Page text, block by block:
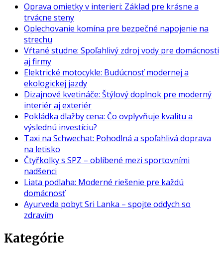
Oprava omietky v interieri: Základ pre krásne a
trvácne steny
Oplechovanie komína pre bezpečné napojenie na
strechu
Vŕtané studne: Spoľahlivý zdroj vody pre domácnosti
aj firmy
Elektrické motocykle: Budúcnosť modernej a
ekologickej jazdy
Dizajnové kvetináče: Štýlový doplnok pre moderný
interiér aj exteriér
Pokládka dlažby cena: Čo ovplyvňuje kvalitu a
výslednú investíciu?
Taxi na Schwechat: Pohodlná a spoľahlivá doprava
na letisko
Čtyřkolky s SPZ – oblíbené mezi sportovními
nadšenci
Liata podlaha: Moderné riešenie pre každú
domácnosť
Ayurveda pobyt Sri Lanka – spojte oddych so
zdravím
Kategórie